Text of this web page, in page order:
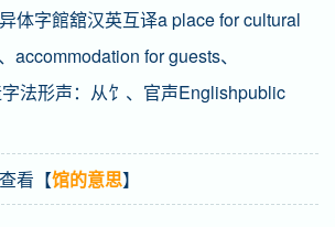
体字館舘汉英互译a place for cultural
accommodation for guests、
法形声：从饣、官声Englishpublic
看【馆的意思】